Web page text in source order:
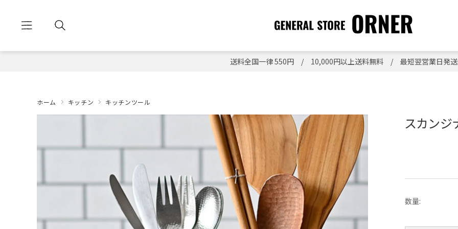
送料全国一律 550円 / 10,000円以上送料無料 / 最短翌営業日発送
ホーム キッチン キッチンツール
スカンジ
数量: